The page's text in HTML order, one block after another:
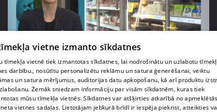
pirms 1 nedēļas, 1 dienas 00:03:37
Pārtiku pērkam vairāk, bet vai “zemo cenu grozs”
tiešām samazina kopējo čeku?
408. epizode
vietne izmanto sīkdatnes
tīmekļa vietnē tiek izmantotas sīkdatnes, lai nodrošinātu un uzlabotu
darbību., nosūtītu personalizētu reklāmu un satura ģenerēšanai, veiktu
un satura mērījumus, auditorijas datu apkopošanu, kā arī produktu
Zemāk sniedzam informāciju par visām sīkdatnēm, kuras tiek
mūsu tīmekļa vietnēs. Sīkdatnes var atšķirties atkarībā no
vietnes sadaļas. Lietotājam jebkurā brīdī ir iespēja piekrist, atteikties